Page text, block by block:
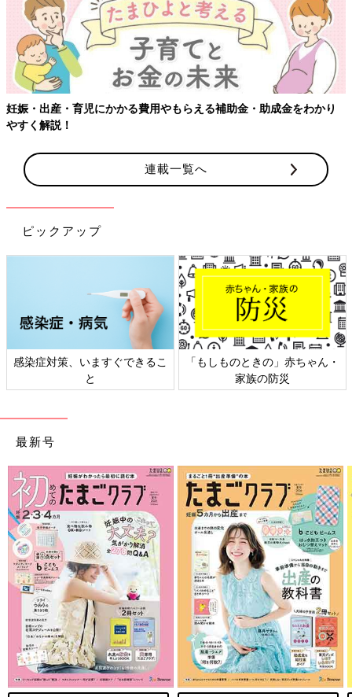
費用やもらえる補助金・助成金をわかり
連載一覧へ
ピックアップ
ぐできるこ
「もしものときの」赤ちゃん・
日本外来小児科学
最新号